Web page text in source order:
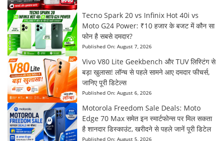
Tecno Spark 20 vs Infinix Hot 40i vs
Moto G24 Power: ₹10 हजार के बजट में कौन सा
फोन है सबसे दमदार?
Published On: August 7, 2026
Vivo V80 Lite Geekbench और TUV लिस्टिंग से
बड़ा खुलासा! लॉन्च से पहले सामने आए दमदार फीचर्स,
जानिए पूरी डिटेल्स
Published On: August 6, 2026
Motorola Freedom Sale Deals: Moto
Edge 70 Max समेत इन स्मार्टफोन्स पर मिल सकता
है शानदार डिस्काउंट, खरीदने से पहले जानें पूरी डिटेल
Published On: August 5, 2026